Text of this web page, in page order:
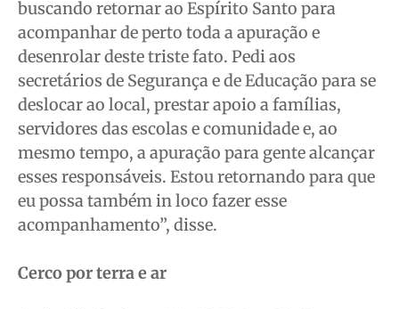
buscando retornar ao Espírito Santo para
acompanhar de perto toda a apuração e
desenrolar deste triste fato. Pedi aos
secretários de Segurança e de Educação para se
deslocar ao local, prestar apoio a famílias,
servidores das escolas e comunidade e, ao
mesmo tempo, a apuração para gente alcançar
esses responsáveis. Estou retornando para que
eu possa também in loco fazer esse
acompanhamento”, disse.
Cerco por terra e ar